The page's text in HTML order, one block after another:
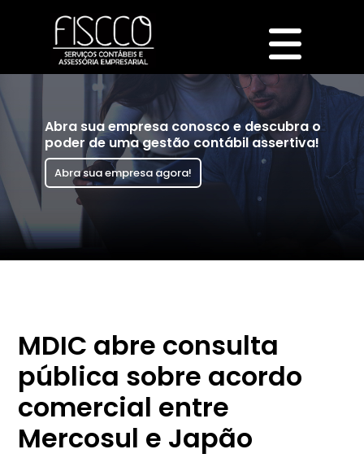
Abra sua empresa conosco e descubra o
poder de uma gestão contábil assertiva!
Abra sua empresa agora!
MDIC abre consulta
pública sobre acordo
comercial entre
Mercosul e Japão